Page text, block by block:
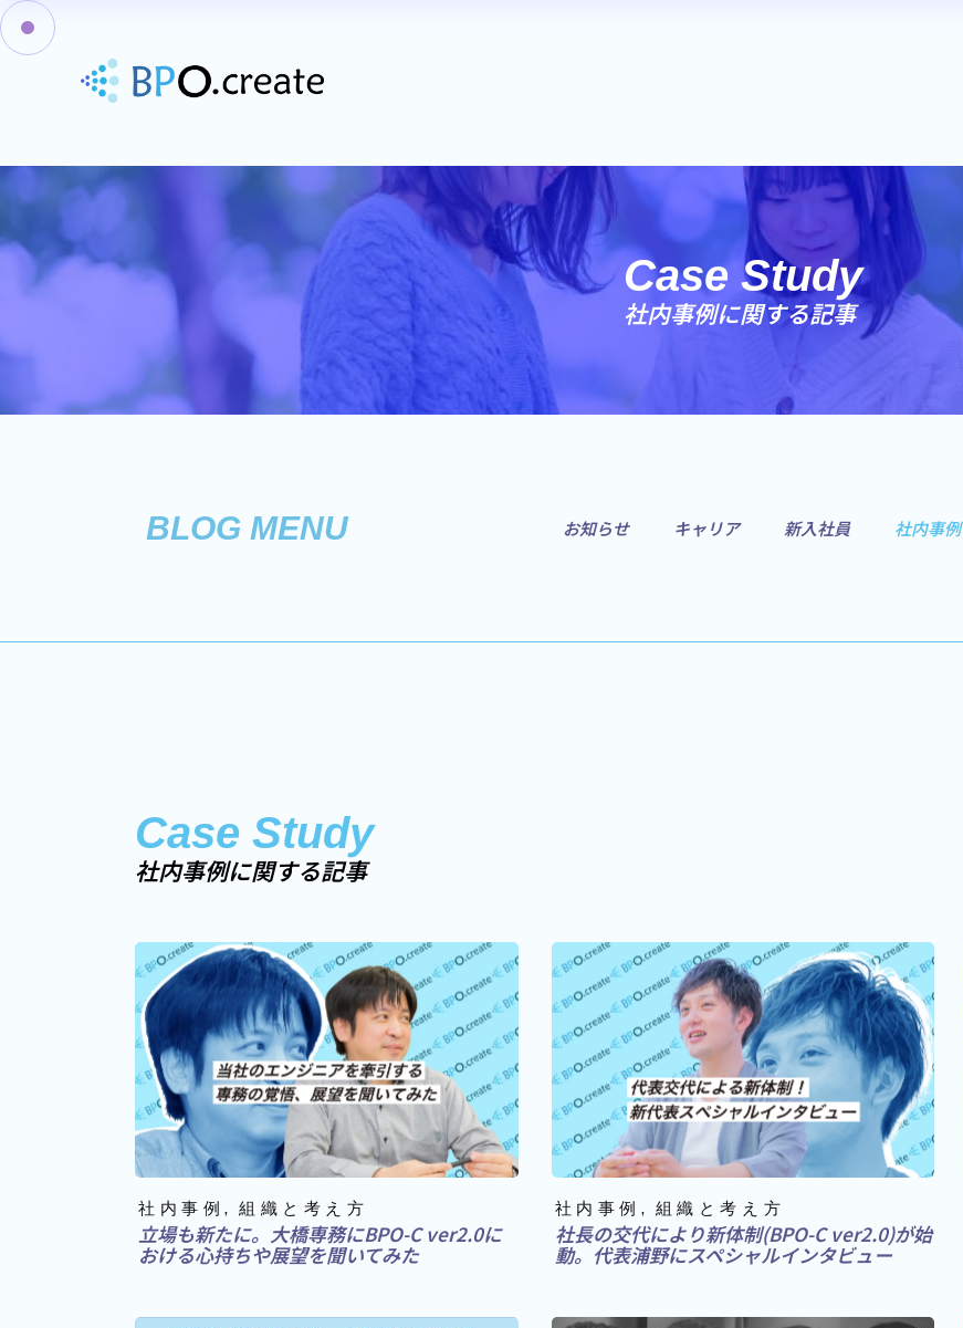
Case Study
社内事例に関する記事
BLOG MENU お知らせ キャリア 新入社員 社内事例
Case Study
社内事例に関する記事
社内事例 組織と考え方
立場も新たに。大橋専務にBPO-C ver2.0に
おける心持ちや展望を聞いてみた
社内事例 組織と考え方
社長の交代により新体制(BPO-C ver2.0)が始
動。代表浦野にスペシャルインタビュー